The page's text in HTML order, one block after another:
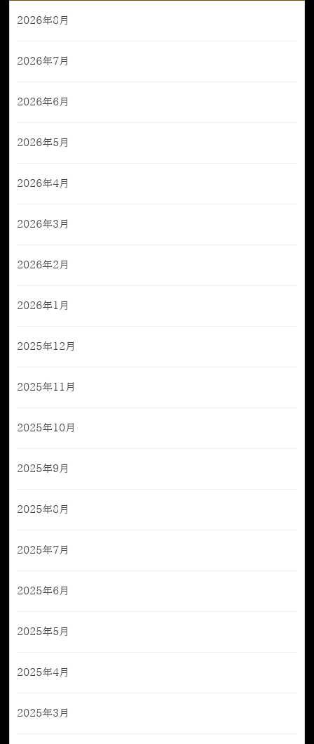
2026年8月
2026年7月
2026年6月
2026年5月
2026年4月
2026年3月
2026年2月
2026年1月
2025年12月
2025年11月
2025年10月
2025年9月
2025年8月
2025年7月
2025年6月
2025年5月
2025年4月
2025年3月